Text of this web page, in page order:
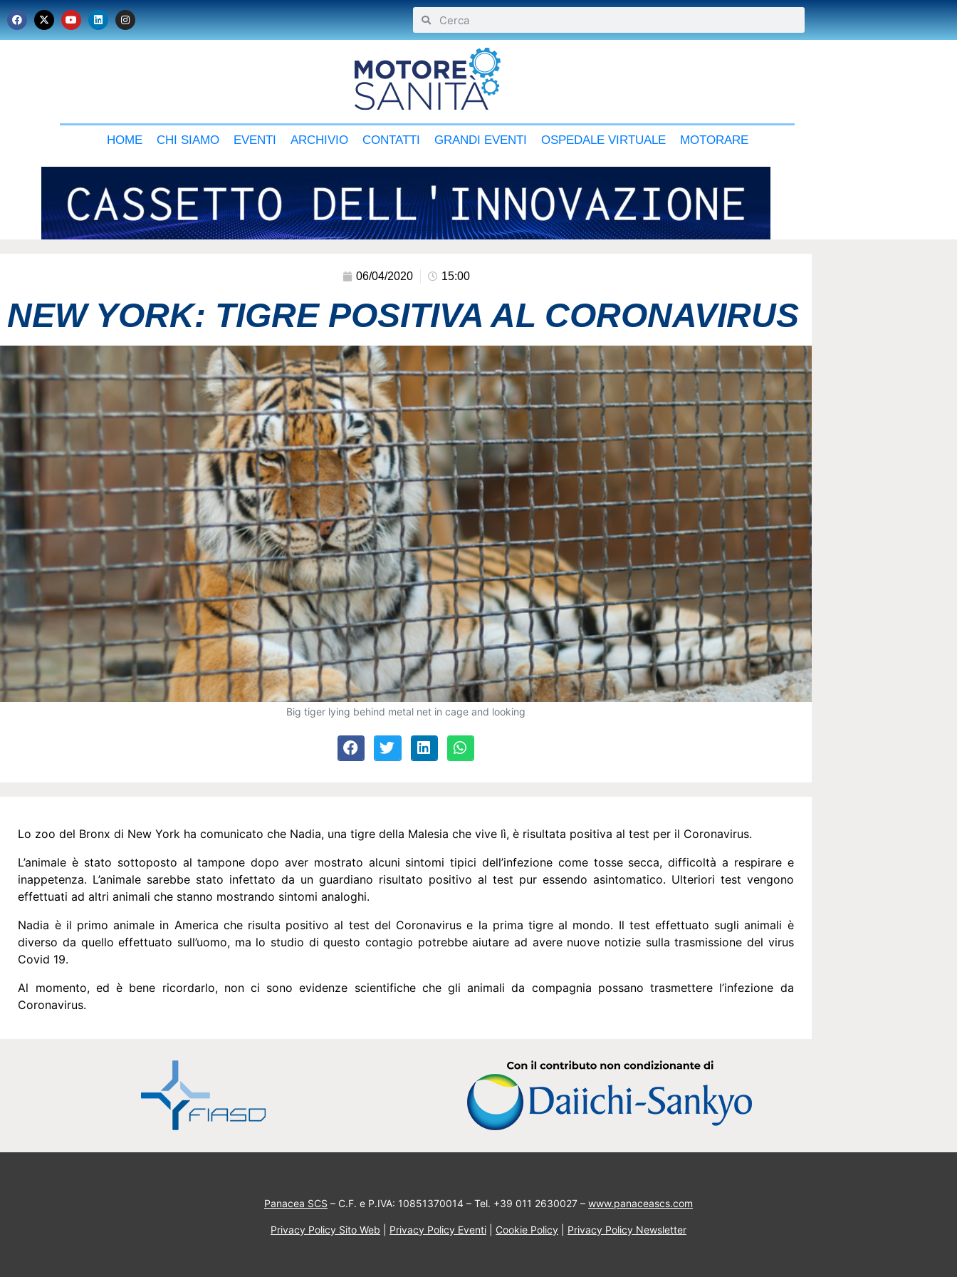
HOME CHI SIAMO EVENTI ARCHIVIO CONTATTI GRANDI EVENTI OSPEDALE VIRTUALE MOTORARE
06/04/2020 15:00
NEW YORK: TIGRE POSITIVA AL CORONAVIRUS
Big tiger lying behind metal net in cage and looking
Lo zoo del Bronx di New York ha comunicato che Nadia, una tigre della Malesia che vive lì, è risultata positiva al test per il Coronavirus.
L’animale è stato sottoposto al tampone dopo aver mostrato alcuni sintomi tipici dell’infezione come tosse secca, difficoltà a respirare e
inappetenza. L’animale sarebbe stato infettato da un guardiano risultato positivo al test pur essendo asintomatico. Ulteriori test vengono
effettuati ad altri animali che stanno mostrando sintomi analoghi.
Nadia è il primo animale in America che risulta positivo al test del Coronavirus e la prima tigre al mondo. Il test effettuato sugli animali è
diverso da quello effettuato sull’uomo, ma lo studio di questo contagio potrebbe aiutare ad avere nuove notizie sulla trasmissione del virus
Covid 19.
Al momento, ed è bene ricordarlo, non ci sono evidenze scientifiche che gli animali da compagnia possano trasmettere l’infezione da
Coronavirus.
Panacea SCS – C.F. e P.IVA: 10851370014 – Tel. +39 011 2630027 – www.panaceascs.com
Privacy Policy Sito Web Privacy Policy Eventi Cookie Policy Privacy Policy Newsletter